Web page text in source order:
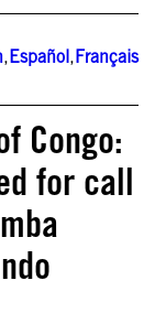
,Español,Français
Congo:
for call